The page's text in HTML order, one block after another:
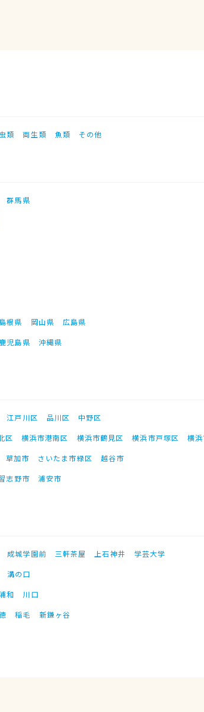
類 両生類 魚類 その他
群馬県
島根県 岡山県
広島県
鹿児島県 沖縄県
江戸川区 品川区
中野区
区 横浜市港南区 横浜市鶴見区 横浜市戸塚区
横
草加市 さいたま市緑区
越谷市
志野市 浦安市
成城学園前 三軒茶屋 上石神井
学芸大学
溝の口
和
川口
稲毛 新鎌ヶ谷